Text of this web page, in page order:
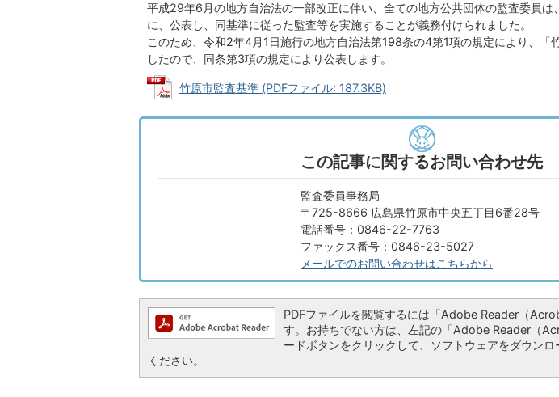
平成29年6月の地方自治法の一部改正に伴い、全ての地方公共団体の監査委員は
に、公表し、同基準に従った監査等を実施することが義務付けられました。
このため、令和2年4月1日施行の地方自治法第198条の4第1項の規定により、「
したので、同条第3項の規定により公表します。
竹原市監査基準 (PDFファイル: 187.3KB)
この記事に関するお問い合わせ先
監査委員事務局
〒725-8666 広島県竹原市中央五丁目6番28号
電話番号：0846-22-7763
ファックス番号：0846-23-5027
メールでのお問い合わせはこちらから
PDFファイルを閲覧するには「Adobe Reader（
す。お持ちでない方は、左記の「Adobe Reader（
ードボタンをクリックして、ソフトウェアをダウン
ください。